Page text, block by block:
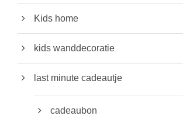
Kids home
kids wanddecoratie
last minute cadeautje
cadeaubon